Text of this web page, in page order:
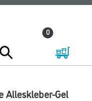
0
Alleskleber-Gel